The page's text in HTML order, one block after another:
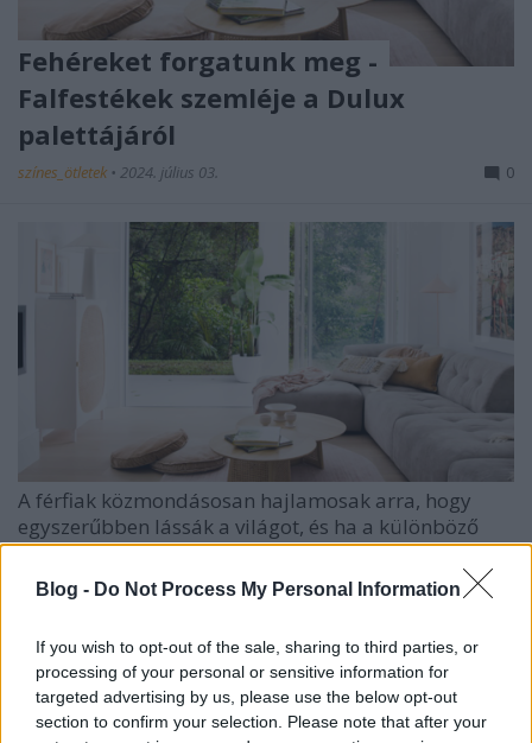
Blog - Do Not Process My Personal Information
If you wish to opt-out of the sale, sharing to third parties, or
processing of your personal or sensitive information for
targeted advertising by us, please use the below opt-out
section to confirm your selection. Please note that after your
Fehéreket forgatunk meg -
Falfestékek szemléje a Dulux
palettájáról
színes_ötletek • 2024. július 03. 0
A férfiak közmondásosan hajlamosak arra, hogy
egyszerűbben lássák a világot, és ha a különböző
színek kerülnek szóba, se szeri se száma ...